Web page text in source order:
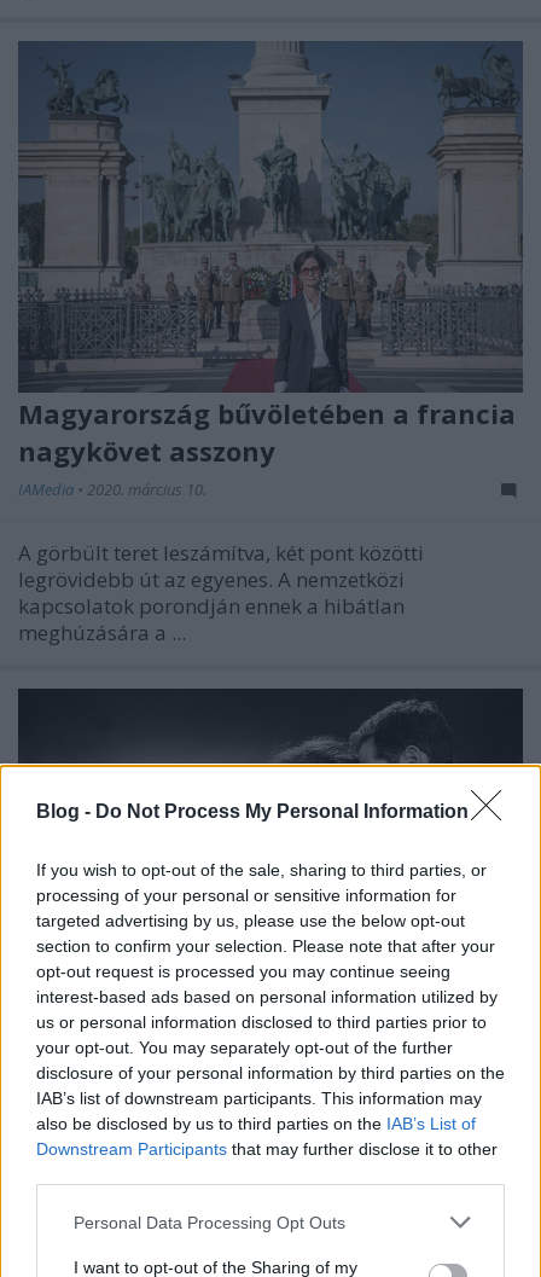
Blog - Do Not Process My Personal Information
If you wish to opt-out of the sale, sharing to third parties, or
processing of your personal or sensitive information for
targeted advertising by us, please use the below opt-out
section to confirm your selection. Please note that after your
opt-out request is processed you may continue seeing
interest-based ads based on personal information utilized by
us or personal information disclosed to third parties prior to
your opt-out. You may separately opt-out of the further
disclosure of your personal information by third parties on the
IAB’s list of downstream participants. This information may
also be disclosed by us to third parties on the IAB’s List of
Downstream Participants that may further disclose it to other
Please note that this website/app uses one or more Google
not limited to your visit or usage behaviour. You may click to
Personal Data Processing Opt Outs
I want to opt-out of the Sharing of my
Magyarország bűvöletében a francia
nagykövet asszony
IAMedia • 2020. március 10.
A görbült teret leszámítva, két pont közötti
legrövidebb út az egyenes. A nemzetközi
kapcsolatok porondján ennek a hibátlan
meghúzására a ...
Szenvedély, Brexit és kínzó erotika
IAMedia •2020. február 05.
+++ Szigorúan bizalmas +++ A nemzetközi
tapasztalatszerzés időtlen idők óta a szellemi és a
vérfrissítés, a nagy fejlődések katalizátora, ami ...